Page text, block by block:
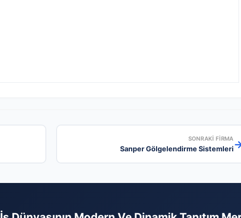
SONRAKI FIRMA
Sanper Gölgelendirme Sistemleri